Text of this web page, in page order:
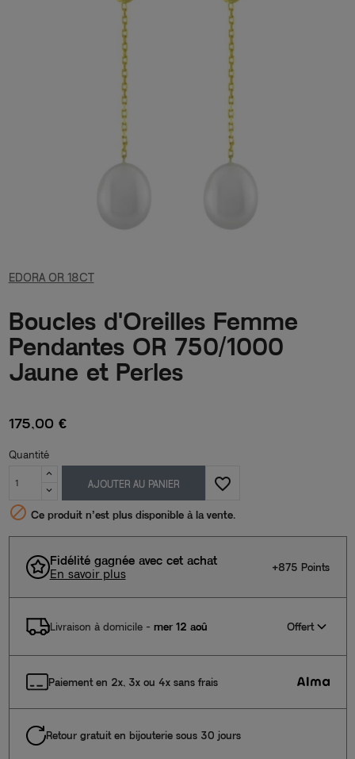
EDORA OR 18CT
Boucles d'Oreilles Femme
Pendantes OR 750/1000
Jaune et Perles
175,00 €
Quantité
AJOUTER AU PANIER
favorite_border
 Ce produit n’est plus disponible à la vente.
Fidélité gagnée avec cet achat
En savoir plus
+875 Points
Livraison à domicile- mer 12 aoû Offert
Paiement en 2x, 3x ou 4x sans frais
Retour gratuit en bijouterie sous 30 jours